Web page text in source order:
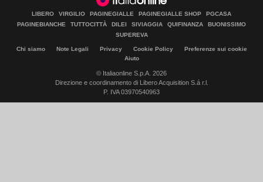
LIBERO VIRGILIO PAGINEGIALLE PAGINEGIALLE SHOP
PGCASA
PAGINEBIANCHE
TUTTOCITTÀ DILEI SIVIAGGIA QUIFINANZA
BUONISSIMO
SUPEREVA
Chi siamo Note Legali Privacy Cookie Policy
Preferenze sui cookie
Aiuto
© Italiaonline S.p.A. 2026
Direzione e coordinamento di Libero Acquisition S.á r.l.
P. IVA 03970540963